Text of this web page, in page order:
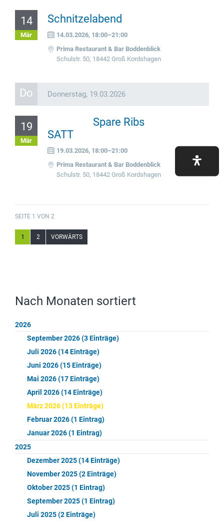
14
Mär
Schnitzelabend
14.03.2026, 18:00–21:00
Prima Restaurant & Bar Boddenblick
Schulstr. 50, 18442 Groß Kordshagen
Do Donnerstag, 19.03.2026
19
Mär
Spare Ribs
SATT
19.03.2026, 18:00–21:00
Prima Restaurant & Bar Boddenblick
Schulstr. 50, 18442 Groß Kordshagen
SEITE 1 VON 2
1 2 VORWÄRTS
Nach Monaten sortiert
2026
September 2026 (3 Einträge)
Juli 2026 (14 Einträge)
Juni 2026 (15 Einträge)
Mai 2026 (17 Einträge)
April 2026 (14 Einträge)
März 2026 (13 Einträge)
Februar 2026 (1 Eintrag)
Januar 2026 (1 Eintrag)
2025
Dezember 2025 (14 Einträge)
November 2025 (2 Einträge)
Oktober 2025 (1 Eintrag)
September 2025 (1 Eintrag)
Juli 2025 (2 Einträge)